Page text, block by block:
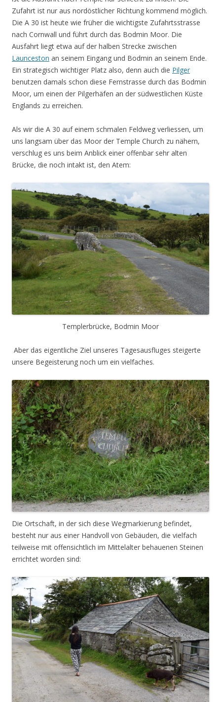
Zufahrt ist nur aus nordöstlicher Richtung kommend möglich.
Die A 30 ist heute wie früher die wichtigste Zufahrtsstrasse
nach Cornwall und führt durch das Bodmin Moor. Die
Ausfahrt liegt etwa auf der halben Strecke zwischen
Launceston an seinem Eingang und Bodmin an seinem Ende.
Ein strategisch wichtiger Platz also, denn auch die Pilger
benutzen damals schon diese Fernstrasse durch das Bodmin
Moor, um einen der Pilgerhäfen an der südwestlichen Küste
Englands zu erreichen.
Als wir die A 30 auf einem schmalen Feldweg verliessen, um
uns langsam über das Moor der Temple Church zu nähern,
verschlug es uns beim Anblick einer offenbar sehr alten
Brücke, die noch intakt ist, den Atem:
Templerbrücke, Bodmin Moor
Aber das eigentliche Ziel unseres Tagesausfluges steigerte
unsere Begeisterung noch um ein vielfaches.
Die Ortschaft, in der sich diese Wegmarkierung befindet,
besteht nur aus einer Handvoll von Gebäuden, die vielfach
teilweise mit offensichtlich im Mittelalter behauenen Steinen
errichtet worden sind: